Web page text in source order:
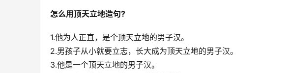
怎么用顶天立地造句?
1.他为人正直，是个顶天立地的男子汉。
2.男孩子从小就要立志，长大成为顶天立地的男子汉。
3.他是一个顶天立地的男子汉。